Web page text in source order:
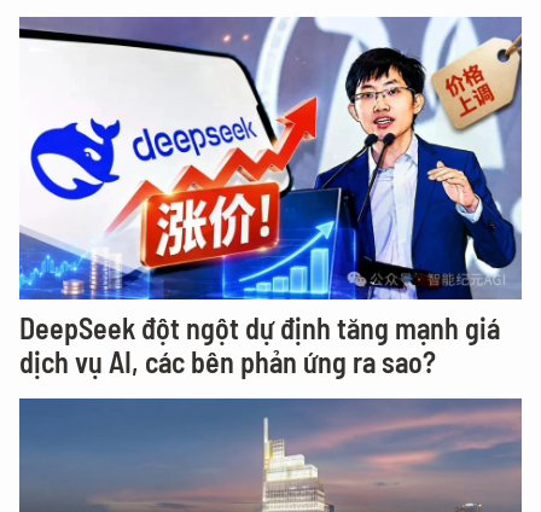
DeepSeek đột ngột dự định tăng mạnh giá
dịch vụ AI, các bên phản ứng ra sao?